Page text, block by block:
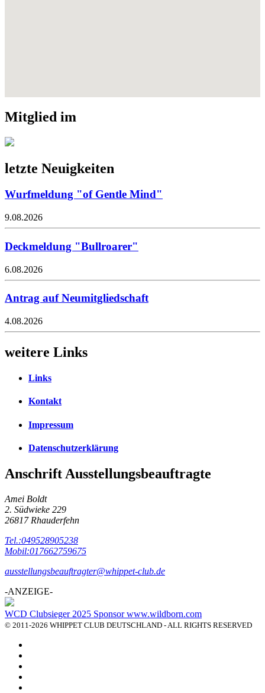
Mitglied im
letzte Neuigkeiten
Wurfmeldung "of Gentle Mind"
9.08.2026
Deckmeldung "Bullroarer"
6.08.2026
Antrag auf Neumitgliedschaft
4.08.2026
weitere Links
Links
Kontakt
Impressum
Datenschutzerklärung
Anschrift Ausstellungsbeauftragte
Amei Boldt
2. Südwieke 229
26817 Rhauderfehn
Tel.:049528905238
Mobil:017662759675
ausstellungsbeauftragter@whippet-club.de
-ANZEIGE-
WCD Clubsieger 2025 Sponsor www.wildborn.com
© 2011-2026 WHIPPET CLUB DEUTSCHLAND - ALL RIGHTS RESERVED